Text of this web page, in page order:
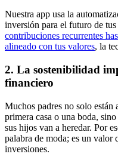
Nuestra app usa la
inversión para el futuro de
contribuciones recurrentes
alineado con tus valores, la
2. La sostenibilidad
financiero
Muchos padres no solo están
primera casa o una boda,
sus hijos van a heredar. Por
palabra de moda; es un valor
inversiones.